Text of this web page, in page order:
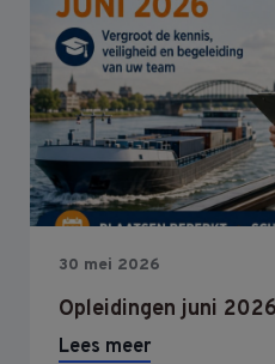
30 mei 2026
Opleidingen juni 2026
Lees meer